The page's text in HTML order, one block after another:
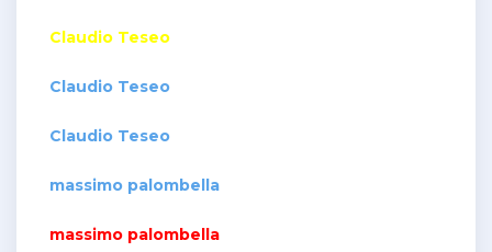
Claudio Teseo
Claudio Teseo
Claudio Teseo
massimo palombella
massimo palombella